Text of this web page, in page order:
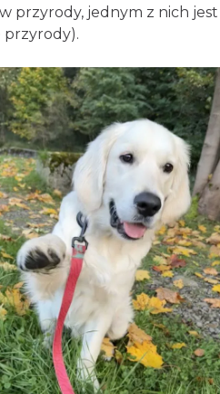
przyrody, jednym z nich jest
przyrody).